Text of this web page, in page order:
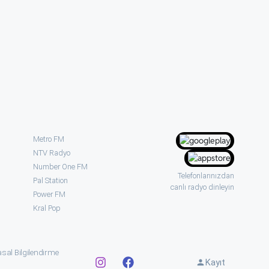
Metro FM
NTV Radyo
Number One FM
Pal Station
Power FM
Kral Pop
Telefonlarınızdan
canlı radyo dinleyin
Bilgilendirme
Kayıt